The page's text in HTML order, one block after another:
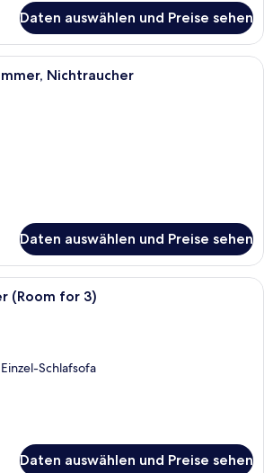
Daten auswählen und Preise sehen
Ein Hotelzimmer mit Bett,
Nichtraucher
Daten auswählen und Preise sehen
Ein Hotelzimmer mit Bett,
(Room for 3)
Schlafsofa
Daten auswählen und Preise sehen